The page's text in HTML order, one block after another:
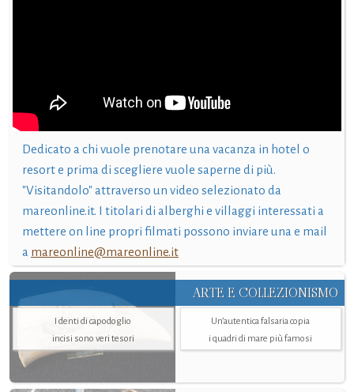
Dedicato a chi vuole prenotare una vacanza in hotel o
resort e prima di scegliere vuole saperne di più.
"Visitandolo" attraverso un video selezionato da
mareonline.it. I titolari di alberghi e villaggi interessati a
mettere on line propri filmati possono inviare una e mail
a mareonline@mareonline.it
ARTE E COLLEZIONISMO
I denti di capodoglio
incisi sono veri tesori
Un’autentica falsaria copia
i quadri di mare più famosi